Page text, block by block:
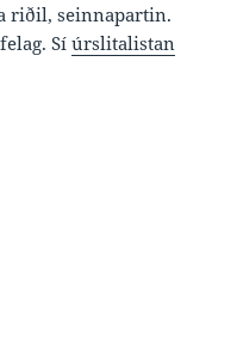
riðil, seinnapartin.
Síúrslitalistan